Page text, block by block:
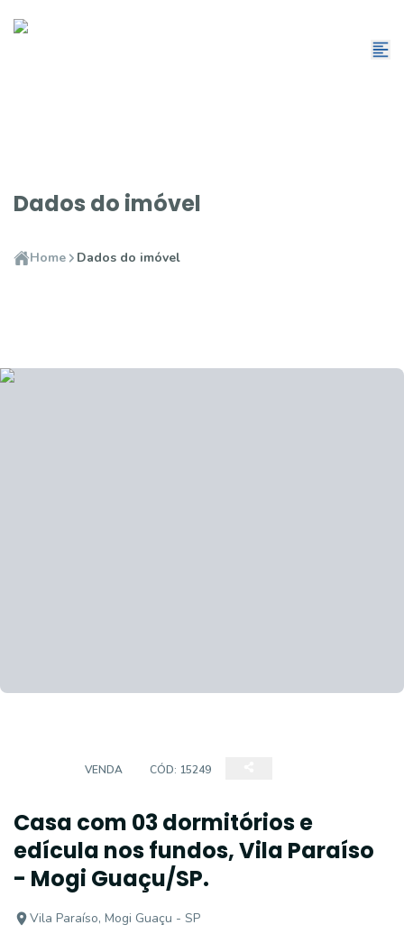
Dados do imóvel
Home Dados do imóvel
VENDA CÓD: 15249
Casa com 03 dormitórios e
edícula nos fundos, Vila Paraíso
- Mogi Guaçu/SP.
Vila Paraíso, Mogi Guaçu - SP